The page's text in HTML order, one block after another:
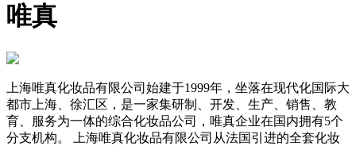
唯真
上海唯真化妆品有限公司始建于1999年，坐落在现代化国际大
都市上海、徐汇区，是一家集研制、开发、生产、销售、教
育、服务为一体的综合化妆品公司，唯真企业在国内拥有5个
分支机构。 上海唯真化妆品有限公司从法国引进的全套化妆